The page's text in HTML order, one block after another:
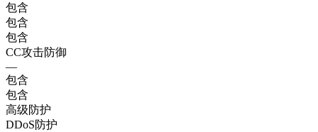
包含
包含
包含
CC攻击防御
—
包含
包含
高级防护
DDoS防护